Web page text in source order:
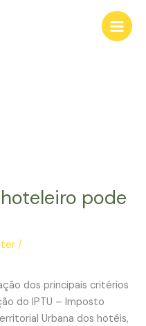
pode
/
dos principais critérios
do IPTU – Imposto
Urbana dos hotéis,